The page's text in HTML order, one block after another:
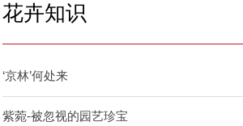
花卉知识
‘京林’何处来
紫菀-被忽视的园艺珍宝